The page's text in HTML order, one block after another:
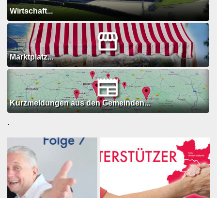
Wirtschaft...
Marktplatz...
Kurzmeldungen aus den Gemeinden...
.